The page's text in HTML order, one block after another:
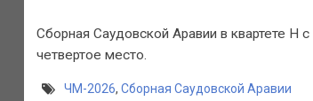
Сборная Саудовской Аравии в квартете H
четвертое место.
ЧМ-2026, Сборная Саудовской Аравии